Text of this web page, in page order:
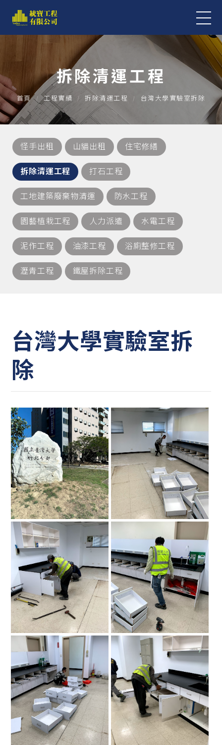
拆除清運工程
首頁 工程實績 拆除清運工程 台灣大學實驗室拆除
怪手出租 山貓出租 住宅修繕
拆除清運工程 打石工程
工地建築廢棄物清運 防水工程
園藝植栽工程 人力派遣 水電工程
泥作工程 油漆工程 浴廁整修工程
瀝青工程 鐵屋拆除工程
台灣大學實驗室拆
除